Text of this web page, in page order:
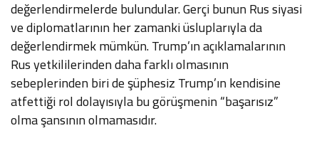
değerlendirmelerde bulundular. Gerçi bunun Rus siyasi
ve diplomatlarının her zamanki üsluplarıyla da
değerlendirmek mümkün. Trump’ın açıklamalarının
Rus yetkililerinden daha farklı olmasının
sebeplerinden biri de şüphesiz Trump’ın kendisine
atfettiği rol dolayısıyla bu görüşmenin “başarısız”
olma şansının olmamasıdır.